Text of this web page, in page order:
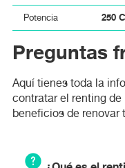
Potencia 250
Preguntas
Aquí tienes toda la
contratar el renting
beneficios de renovar